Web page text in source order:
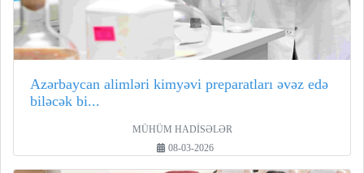
Azərbaycan alimləri kimyəvi preparatları əvəz edə
biləcək bi...
MÜHÜM HADİSƏLƏR
08-03-2026